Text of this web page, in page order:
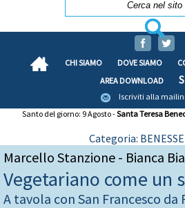
CHI SIAMO DOVE SIAMO
AREA DOWNLOAD
Iscriviti alla
Santo del giorno: 9 Agosto -Santa Teresa
Categoria:
Marcello Stanzione - Bianca
Vegetariano come un
A tavola con San Francesco da